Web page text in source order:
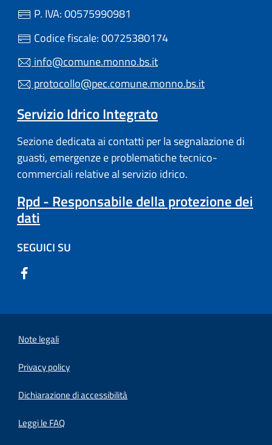
P. IVA: 00575990981
Codice fiscale: 00725380174
info@comune.monno.bs.it
protocollo@pec.comune.monno.bs.it
Servizio Idrico Integrato
Sezione dedicata ai contatti per la segnalazione di
guasti, emergenze e problematiche tecnico-
commerciali relative al servizio idrico.
Rpd - Responsabile della protezione dei
dati
SEGUICI SU
Note legali
Privacy policy
Dichiarazione di accessibilità
Leggi le FAQ